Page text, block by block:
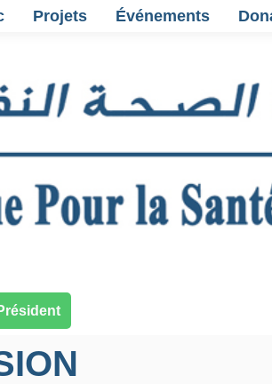
Projets Événements